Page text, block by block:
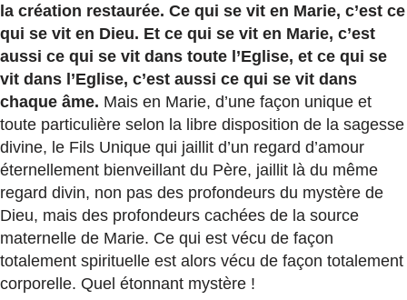
la création restaurée. Ce qui se vit en Marie, c’est ce
qui se vit en Dieu. Et ce qui se vit en Marie, c’est
aussi ce qui se vit dans toute l’Eglise, et ce qui se
vit dans l’Eglise, c’est aussi ce qui se vit dans
chaque âme. Mais en Marie, d’une façon unique et
toute particulière selon la libre disposition de la sagesse
divine, le Fils Unique qui jaillit d’un regard d’amour
éternellement bienveillant du Père, jaillit là du même
regard divin, non pas des profondeurs du mystère de
Dieu, mais des profondeurs cachées de la source
maternelle de Marie. Ce qui est vécu de façon
totalement spirituelle est alors vécu de façon totalement
corporelle. Quel étonnant mystère !